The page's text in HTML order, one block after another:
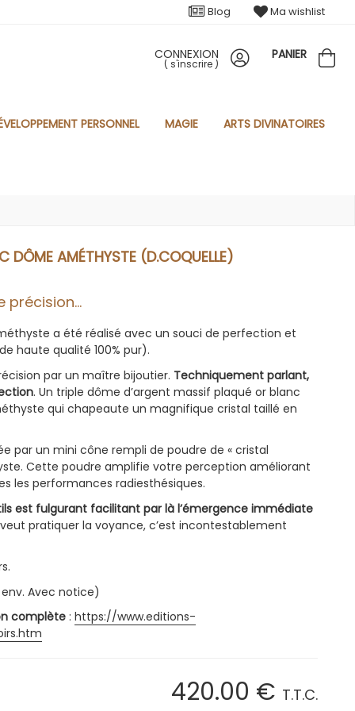
CONNEXION
( s'inscrire )
PANIER
PERSONNEL MAGIE ARTS DIVINATOIRES
DÔME AMÉTHYSTE (D.COQUELLE)
précision...
a été réalisé avec un souci de perfection et
haute qualité 100% pur).
par un maître bijoutier. Techniquement parlant,
. Un triple dôme d’argent massif plaqué or blanc
qui chapeaute un magnifique cristal taillé en
par un mini cône rempli de poudre de « cristal
Cette poudre amplifie votre perception améliorant
les performances radiesthésiques.
est fulgurant facilitant par là l’émergence immédiate
pratiquer la voyance, c’est incontestablement
Avec notice)
complète : https://www.editions-
420.00 € T.T.C.
Blog Ma wishlist